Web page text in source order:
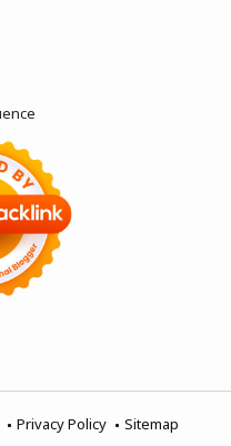
Privacy Policy Sitemap